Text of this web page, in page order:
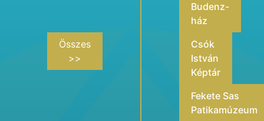
Összes
>>
Budenz-
ház
Csók
István
Képtár
Fekete Sas
Patikamúzeum